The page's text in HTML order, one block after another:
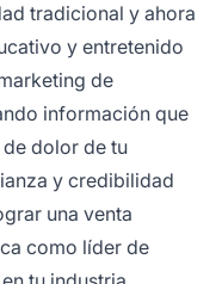
tradicional y ahora
y entretenido
de
información que
dolor de tu
y credibilidad
una venta
como líder de